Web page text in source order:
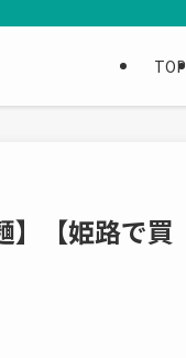
TOP
】【姫路で買